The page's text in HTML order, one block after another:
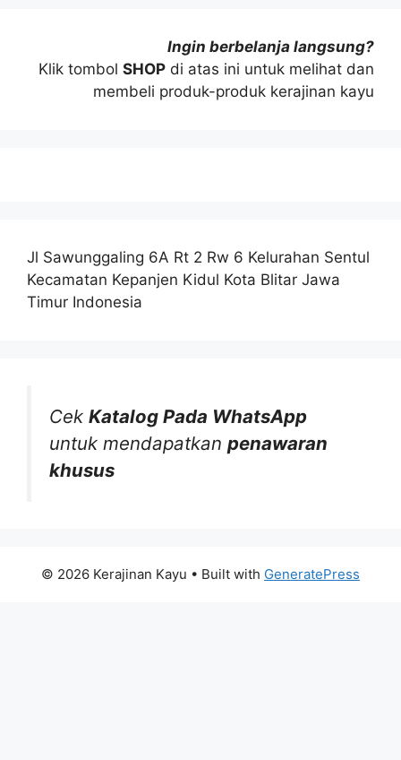
Ingin berbelanja langsung?
Klik tombol SHOP di atas ini untuk melihat dan
membeli produk-produk kerajinan kayu
Jl Sawunggaling 6A Rt 2 Rw 6 Kelurahan Sentul
Kecamatan Kepanjen Kidul Kota Blitar Jawa
Timur Indonesia
Cek Katalog Pada WhatsApp
untuk mendapatkan penawaran
khusus
© 2026 Kerajinan Kayu • Built with GeneratePress